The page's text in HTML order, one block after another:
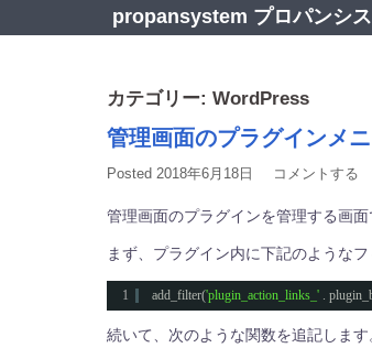
propansystem プロパンシ
カテゴリー: WordPress
管理画面のプラグインメ
Posted 2018年6月18日 コメントする
管理画面のプラグインを管理する画
まず、プラグイン内に下記のような
1 add_filter('plugin_action_links_' .
続いて、次のような関数を追記します